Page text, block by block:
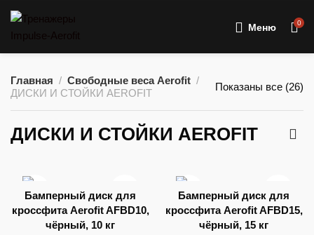
Меню 0
Главная
Свободные веса Aerofit
ДИСКИ И СТОЙКИ AEROFIT
Показаны все (26)
ДИСКИ И СТОЙКИ AEROFIT
Бамперный диск для
кроссфита Aerofit AFBD10,
чёрный, 10 кг
Бамперный диск для
кроссфита Aerofit AFBD15,
чёрный, 15 кг